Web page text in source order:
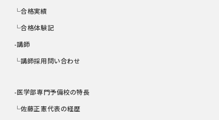
└合格実績
└合格体験記
-講師
└講師採用問い合わせ
-医学部専門予備校の特長
└佐藤正憲代表の経歴